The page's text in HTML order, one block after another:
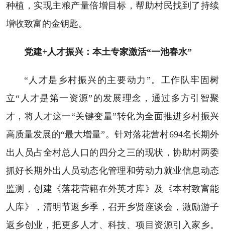
种植，实现主粮产量倍增目标，帮助村民找到了持续
增收致富的金钥匙。
党建+人才振兴：本土专家激活“一池春水”
“人才是乡村振兴的主要动力”。工作队牢固树
立“人才是第一资源”的发展理念，通过多方引智聚
才，将人才这一“关键变量”转化为全面推进乡村振兴
高质量发展的“最大增量”。针对落花营村694名长期外
出人员占全村总人口的四分之三的现状，协助村两委
抓好长期外出人员动态化管理和劳动力就业信息动态
监测，创建《落花营籍在外英才库》及《本村致富能
人库》，清明节返乡季，召开乡贤座谈会，激励游子
返乡创业，把更多人才、科技、项目资源引入家乡。